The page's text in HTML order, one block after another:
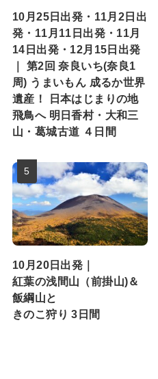
10月25日出発・11月2日出
発・11月11日出発・11月
14日出発・12月15日出発
｜ 第2回 奈良いち(奈良1
周) うまいもん 成るか世界
遺産！ 日本はじまりの地
飛鳥へ 明日香村・大和三
山・葛城古道 ４日間
10月20日出発｜
紅葉の浅間山（前掛山)＆
飯綱山と
きのこ狩り 3日間